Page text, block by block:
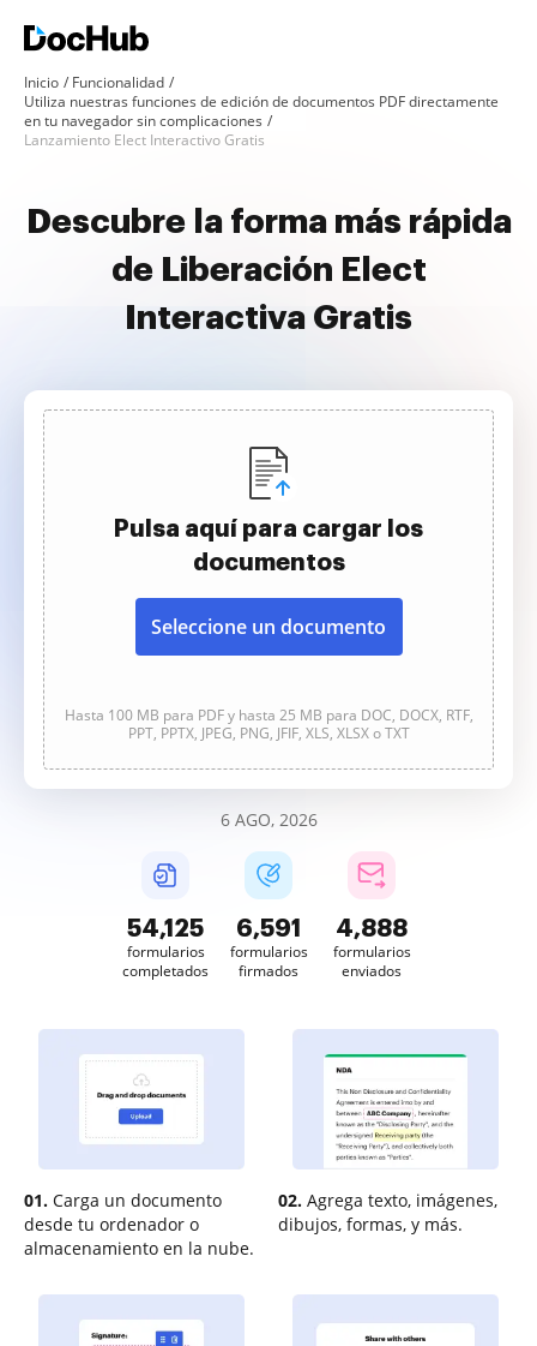
Inicio
Funcionalidad
Utiliza nuestras funciones de edición de documentos PDF directamente
en tu navegador sin complicaciones
Lanzamiento Elect Interactivo Gratis
Descubre la forma más rápida
de Liberación Elect
Interactiva Gratis
Pulsa aquí para cargar los
documentos
Seleccione un documento
Hasta 100 MB para PDF y hasta 25 MB para DOC, DOCX, RTF,
PPT, PPTX, JPEG, PNG, JFIF, XLS, XLSX o TXT
6 AGO, 2026
54,126
formularios
completados
6,591
formularios
firmados
4,888
formularios
enviados
01. Carga un documento
desde tu ordenador o
almacenamiento en la nube.
02. Agrega texto, imágenes,
dibujos, formas, y más.